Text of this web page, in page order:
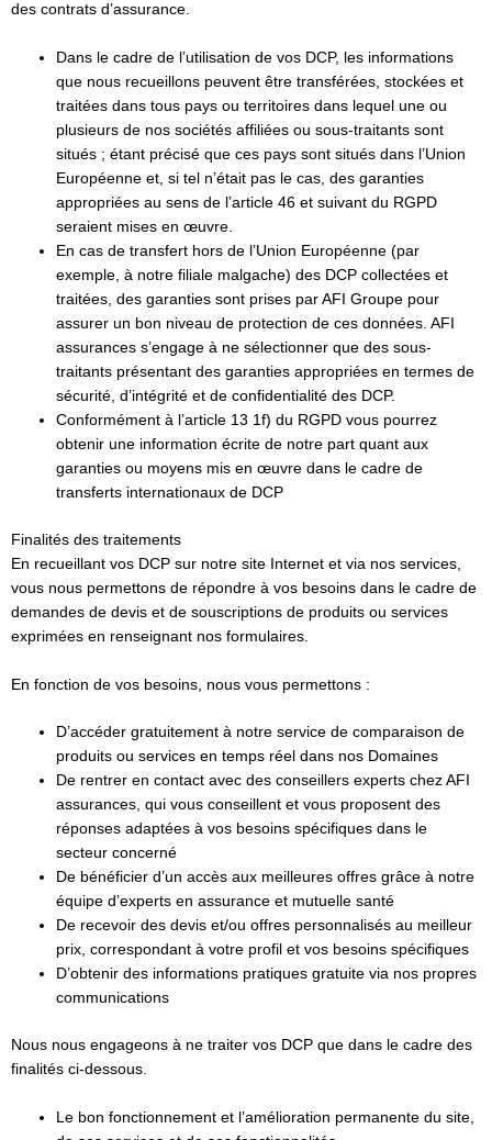
des contrats d’assurance.
Dans le cadre de l’utilisation de vos DCP, les informations
que nous recueillons peuvent être transférées, stockées et
traitées dans tous pays ou territoires dans lequel une ou
plusieurs de nos sociétés affiliées ou sous-traitants sont
situés ; étant précisé que ces pays sont situés dans l’Union
Européenne et, si tel n’était pas le cas, des garanties
appropriées au sens de l’article 46 et suivant du RGPD
seraient mises en œuvre.
En cas de transfert hors de l’Union Européenne (par
exemple, à notre filiale malgache) des DCP collectées et
traitées, des garanties sont prises par AFI Groupe pour
assurer un bon niveau de protection de ces données. AFI
assurances s’engage à ne sélectionner que des sous-
traitants présentant des garanties appropriées en termes de
sécurité, d’intégrité et de confidentialité des DCP.
Conformément à l’article 13 1f) du RGPD vous pourrez
obtenir une information écrite de notre part quant aux
garanties ou moyens mis en œuvre dans le cadre de
transferts internationaux de DCP
Finalités des traitements
En recueillant vos DCP sur notre site Internet et via nos services,
vous nous permettons de répondre à vos besoins dans le cadre de
demandes de devis et de souscriptions de produits ou services
exprimées en renseignant nos formulaires.
En fonction de vos besoins, nous vous permettons :
D’accéder gratuitement à notre service de comparaison de
produits ou services en temps réel dans nos Domaines
De rentrer en contact avec des conseillers experts chez AFI
assurances, qui vous conseillent et vous proposent des
réponses adaptées à vos besoins spécifiques dans le
secteur concerné
De bénéficier d’un accès aux meilleures offres grâce à notre
équipe d’experts en assurance et mutuelle santé
De recevoir des devis et/ou offres personnalisés au meilleur
prix, correspondant à votre profil et vos besoins spécifiques
D’obtenir des informations pratiques gratuite via nos propres
communications
Nous nous engageons à ne traiter vos DCP que dans le cadre des
finalités ci-dessous.
Le bon fonctionnement et l’amélioration permanente du site,